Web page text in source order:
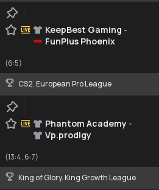
KeepBest Gaming -
FunPlus Phoenix
(6:5)
CS2. European Pro League
Phantom Academy -
Vp.prodigy
(13:4, 6:7)
King of Glory. King Growth League